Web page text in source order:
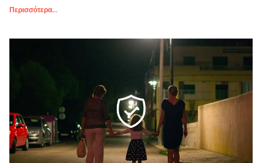
Περισσότερα...